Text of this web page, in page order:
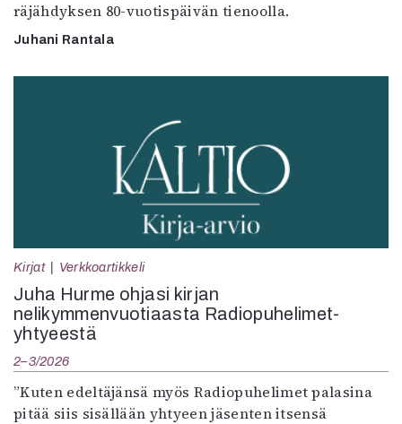
räjähdyksen 80-vuotispäivän tienoolla.
Juhani Rantala
Kirjat Verkkoartikkeli
Juha Hurme ohjasi kirjan
nelikymmenvuotiaasta Radiopuhelimet-
yhtyeestä
2–3/2026
”Kuten edeltäjänsä myös Radiopuhelimet palasina
pitää siis sisällään yhtyeen jäsenten itsensä